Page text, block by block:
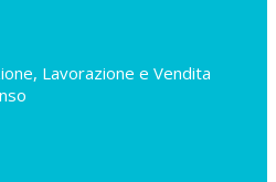
Lavorazione e Vendita